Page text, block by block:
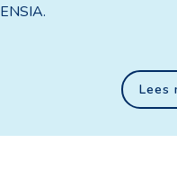
ENSIA.
Lees